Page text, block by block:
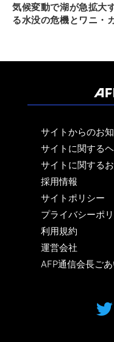
気候変動で湖が急拡大
る水没の危機とワニ・
サイトからのお
サイトに関する
サイトに関する
採用情報
サイトポリシー
プライバシーポ
利用規約
運営会社
AFP通信会長ご